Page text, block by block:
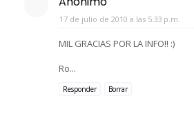
17 de julio de 2010 a las 5:33 p.m.
MIL GRACIAS POR LA INFO!! :)
Ro...
Responder Borrar